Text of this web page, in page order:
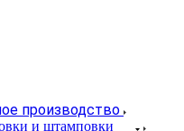
производство
и штамповки